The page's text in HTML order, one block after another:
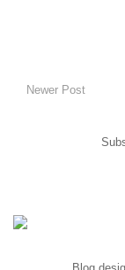
Newer Post